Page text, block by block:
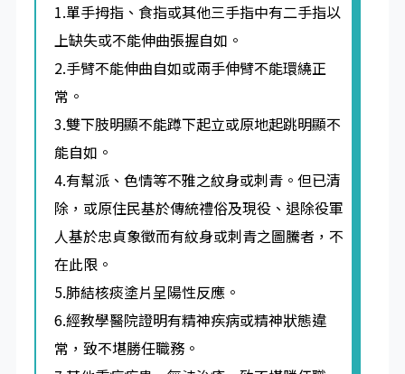
1.單手拇指、食指或其他三手指中有二手指以
上缺失或不能伸曲張握自如。
2.手臂不能伸曲自如或兩手伸臂不能環繞正
常。
3.雙下肢明顯不能蹲下起立或原地起跳明顯不
能自如。
4.有幫派、色情等不雅之紋身或刺青。但已清
除，或原住民基於傳統禮俗及現役、退除役軍
人基於忠貞象徵而有紋身或刺青之圖騰者，不
在此限。
5.肺結核痰塗片呈陽性反應。
6.經教學醫院證明有精神疾病或精神狀態違
常，致不堪勝任職務。